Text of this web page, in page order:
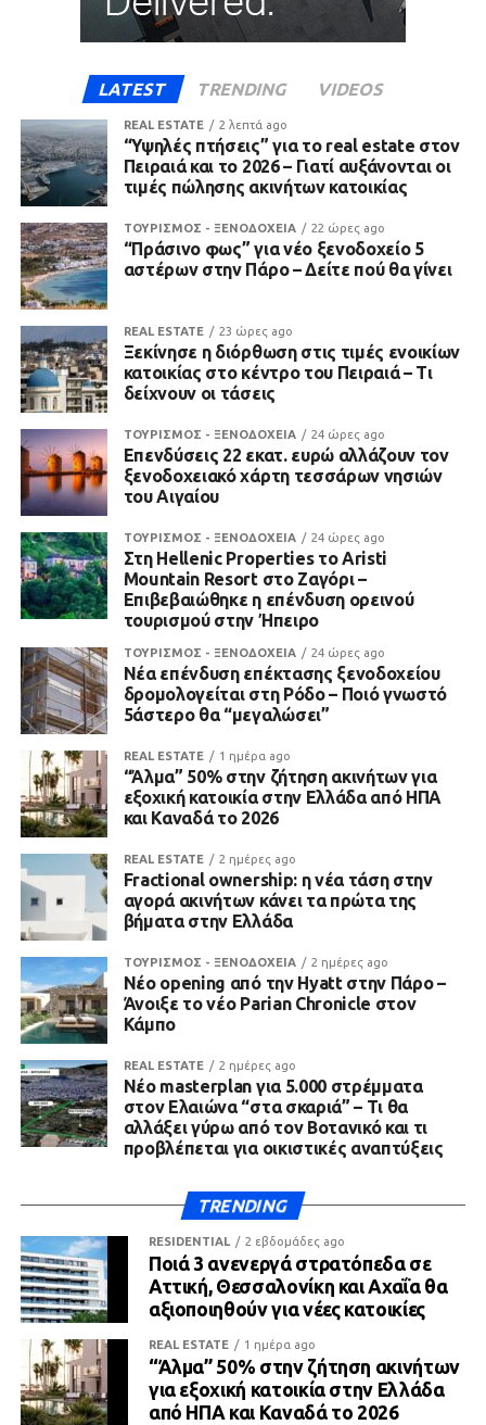
LATEST TRENDING VIDEOS
REAL ESTATE 2 λεπτά ago
“Υψηλές πτήσεις” για το real estate στον
Πειραιά και το 2026 – Γιατί αυξάνονται οι
τιμές πώλησης ακινήτων κατοικίας
ΤΟΥΡΙΣΜΟΣ - ΞΕΝΟΔΟΧΕΙΑ 22 ώρες ago
“Πράσινο φως” για νέο ξενοδοχείο 5
αστέρων στην Πάρο – Δείτε πού θα γίνει
REAL ESTATE 23 ώρες ago
Ξεκίνησε η διόρθωση στις τιμές ενοικίων
κατοικίας στο κέντρο του Πειραιά – Τι
δείχνουν οι τάσεις
ΤΟΥΡΙΣΜΟΣ - ΞΕΝΟΔΟΧΕΙΑ 24 ώρες ago
Επενδύσεις 22 εκατ. ευρώ αλλάζουν τον
ξενοδοχειακό χάρτη τεσσάρων νησιών
του Αιγαίου
ΤΟΥΡΙΣΜΟΣ - ΞΕΝΟΔΟΧΕΙΑ 24 ώρες ago
Στη Hellenic Properties το Aristi
Mountain Resort στο Ζαγόρι –
Επιβεβαιώθηκε η επένδυση ορεινού
τουρισμού στην Ήπειρο
ΤΟΥΡΙΣΜΟΣ - ΞΕΝΟΔΟΧΕΙΑ 24 ώρες ago
Νέα επένδυση επέκτασης ξενοδοχείου
δρομολογείται στη Ρόδο – Ποιό γνωστό
5άστερο θα “μεγαλώσει”
REAL ESTATE 1 ημέρα ago
“Άλμα” 50% στην ζήτηση ακινήτων για
εξοχική κατοικία στην Ελλάδα από ΗΠΑ
και Καναδά το 2026
REAL ESTATE 2 ημέρες ago
Fractional ownership: η νέα τάση στην
αγορά ακινήτων κάνει τα πρώτα της
βήματα στην Ελλάδα
ΤΟΥΡΙΣΜΟΣ - ΞΕΝΟΔΟΧΕΙΑ 2 ημέρες ago
Νέο opening από την Hyatt στην Πάρο –
Άνοιξε το νέο Parian Chronicle στον
Κάμπο
REAL ESTATE 2 ημέρες ago
Νέο masterplan για 5.000 στρέμματα
στον Ελαιώνα “στα σκαριά” – Τι θα
αλλάξει γύρω από τον Βοτανικό και τι
προβλέπεται για οικιστικές αναπτύξεις
TRENDING
RESIDENTIAL 2 εβδομάδες ago
Ποιά 3 ανενεργά στρατόπεδα σε
Αττική, Θεσσαλονίκη και Αχαΐα θα
αξιοποιηθούν για νέες κατοικίες
REAL ESTATE 1 ημέρα ago
“Άλμα” 50% στην ζήτηση ακινήτων
για εξοχική κατοικία στην Ελλάδα
από ΗΠΑ και Καναδά το 2026